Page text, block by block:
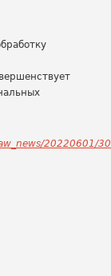
20220601/